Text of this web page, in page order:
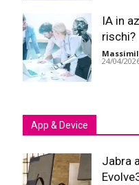
IA in
rischi?
24/04/
App & Device
Jabra